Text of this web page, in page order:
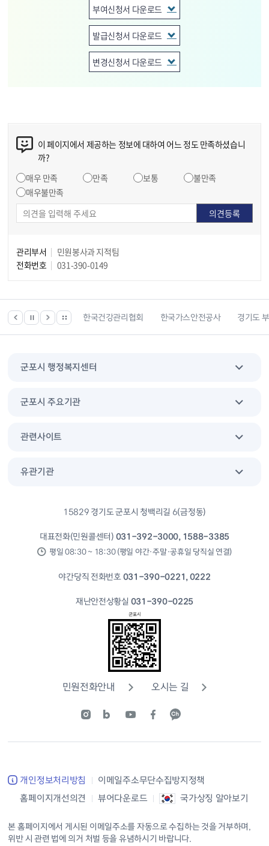
부여신청서 다운로드
발급신청서 다운로드
변경신청서 다운로드
이 페이지에서 제공하는 정보에 대하여 어느 정도 만족하셨습니
까?
매우 만족
만족 보통
불만족
매우불만족
관리부서
민원봉사과 지적팀
전화번호
031-390-0149
등 위치찾기서비스 한국건강관리협회 한국가스안전공사 경기도
군포시 행정복지센터
군포시 주요기관
관련사이트
유관기관
15829 경기도 군포시 청백리길 6(금정동)
대표전화(민원콜센터) 031-392-3000, 1588-3385
평일 08:30 ~ 18:30 (평일 야간·주말·공휴일 당직실 연결)
야간당직 전화번호031-390-0221, 0222
재난안전상황실 031-390-0225
민원전화안내 오시는 길
개인정보처리방침
이메일주소무단수집방지정책
홈페이지개선의견
뷰어다운로드 국가상징 알아보기
본 홈페이지에서 게시된 이메일주소를 자동으로 수집하는 것을 거부하며,
위반 시 관련 법에 의거 처벌 등을 유념하시기 바랍니다.